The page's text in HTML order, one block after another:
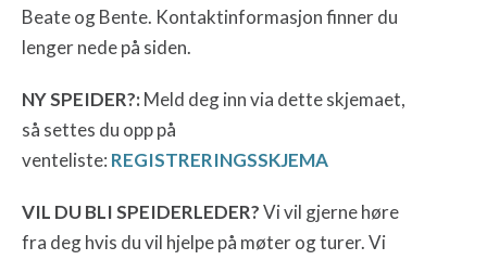
Beate og Bente. Kontaktinformasjon finner du
lenger nede på siden.
NY SPEIDER?:Meld deg inn via dette skjemaet,
så settes du opp på
venteliste: REGISTRERINGSSKJEMA
VIL DU BLI SPEIDERLEDER?Vi vil gjerne høre
fra deg hvis du vil hjelpe på møter og turer. Vi